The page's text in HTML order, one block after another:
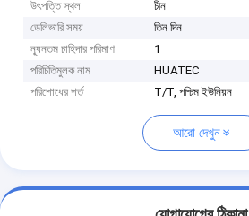
উৎপত্তি স্থল
চীন
ডেলিভারি সময়
তিন দিন
ন্যূনতম চাহিদার পরিমাণ
1
পরিচিতিমুলক নাম
HUATEC
পরিশোধের শর্ত
T/T, পশ্চিম ইউনিয়ন
আরো দেখুন